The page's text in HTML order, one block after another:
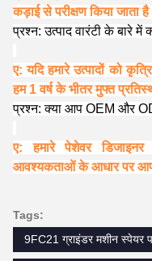
कड़ाई से परीक्षण किया जाता
प्रश्न: उत्पाद वारंटी के बारे में
ए: यदि हमारे उत्पादों को
हम 1 वर्ष के भीतर मुफ्त
प्रश्न: क्या आप OEM और
ए: हमारे पेशेवर
आवश्यकताओं के आधार पर
Tags:
9FC21 ग्राइंडर मशीन स्पेयर